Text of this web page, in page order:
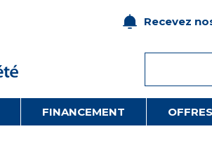
Recevez
FINANCEMENT OFFRES